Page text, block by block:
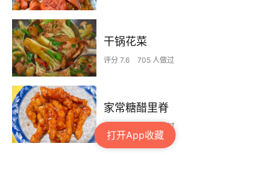
打开App收藏
干锅花菜
评分 7.6 705 人做过
家常糖醋里脊
300 人做过